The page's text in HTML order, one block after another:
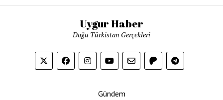
Uygur Haber
Doğu Türkistan Gerçekleri
Gündem